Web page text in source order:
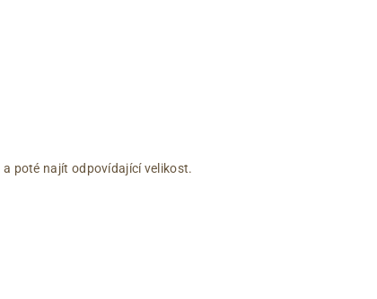
a poté najít odpovídající velikost.